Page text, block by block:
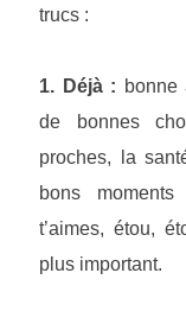
trucs :
1. Déjà : bonne
de bonnes
proches, la
bons
t’aimes, étou,
plus important.